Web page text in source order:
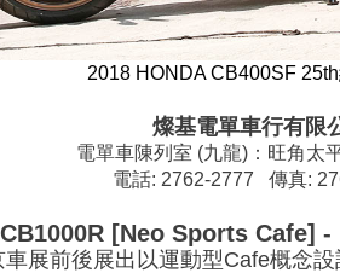
2018 HONDA CB400SF
燦基電單車行有限
電單車陳列室 (九龍)：旺角太
電話: 2762-2777 傳真:
[Neo Sports Cafe] -
展前後展出以運動型Cafe概念